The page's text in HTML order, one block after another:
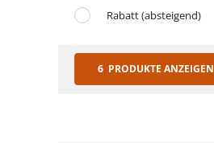
Rabatt (absteigend)
6 PRODUKTE ANZEIGEN